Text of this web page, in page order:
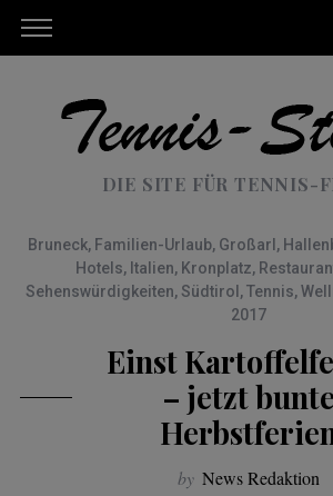
DIE SITE FÜR TENNIS-
Bruneck, Familien-Urlaub, Großarl ,
Hotels, Italien, Kronplatz,
Sehenswürdigkeiten, Südtirol ,Tennis,
2017
Einst
– jetzt bunte
by News Redaktion